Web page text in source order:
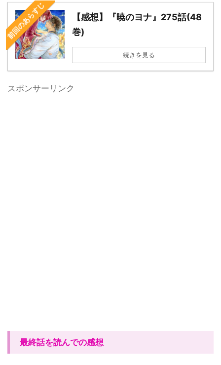
前回のあらすじ
【感想】『暁のヨナ』275話(48
巻)
続きを見る
スポンサーリンク
最終話を読んでの感想